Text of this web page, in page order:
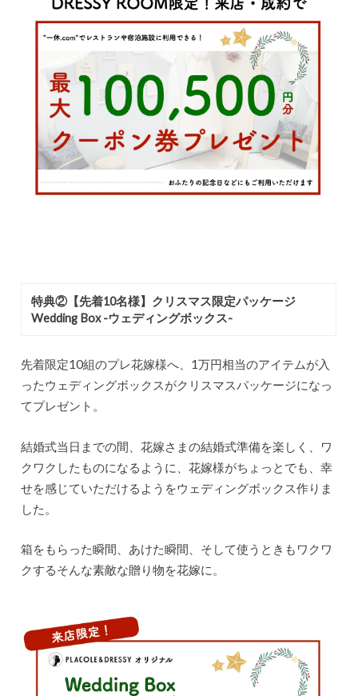
​特典②【先着10名様】クリスマス限定パッケージ
Wedding Box -ウェディングボックス-
先着限定10組のプレ花嫁様へ、1万円相当のアイテムが入
ったウェディングボックスがクリスマスパッケージになっ
てプレゼント。
結婚式当日までの間、花嫁さまの結婚式準備を楽しく、ワ
クワクしたものになるように、花嫁様がちょっとでも、幸
せを感じていただけるようをウェディングボックス作りま
した。
箱をもらった瞬間、あけた瞬間、そして使うときもワクワ
クするそんな素敵な贈り物を花嫁に。